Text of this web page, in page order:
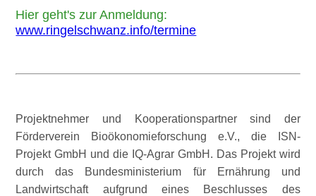
Hier geht's zur Anmeldung:
www.ringelschwanz.info/termine
Projektnehmer und Kooperationspartner sind der
Förderverein Bioökonomieforschung e.V., die ISN-
Projekt GmbH und die IQ-Agrar GmbH. Das Projekt wird
durch das Bundesministerium für Ernährung und
Landwirtschaft aufgrund eines Beschlusses des